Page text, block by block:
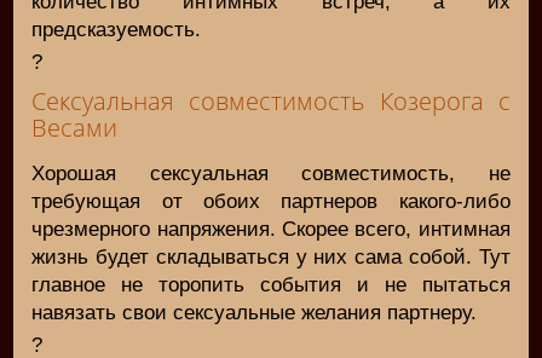
предсказуемость.
?
Сексуальная совместимость Козерога с
Весами
Хорошая сексуальная совместимость, не
требующая от обоих партнеров какого-либо
чрезмерного напряжения. Скорее всего, интимная
жизнь будет складываться у них сама собой. Тут
главное не торопить события и не пытаться
навязать свои сексуальные желания партнеру.
?